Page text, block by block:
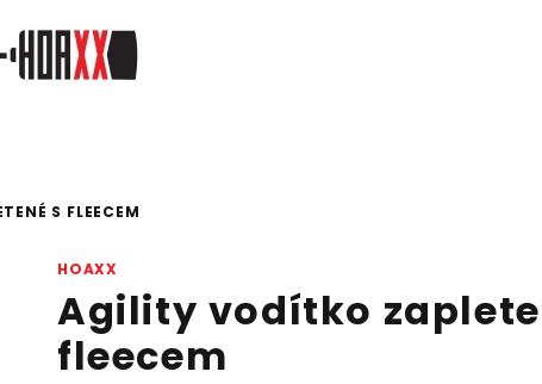
S FLEECEM
HOAXX
Agility vodítko
fleecem